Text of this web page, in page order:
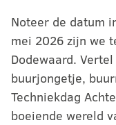
Noteer de datum
mei 2026 zijn we
Dodewaard.
buurjongetje,
Techniekdag
boeiende wereld